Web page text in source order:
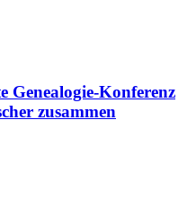
Genealogie-Konferenz
zusammen